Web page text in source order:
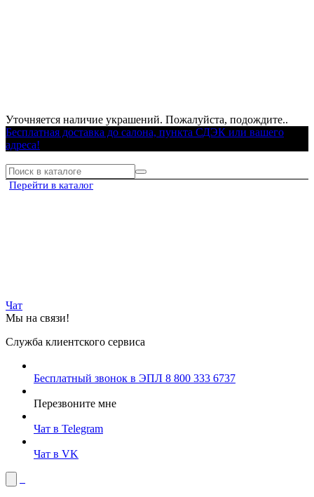
Уточняется наличие украшений. Пожалуйста, подождите..
Бесплатная доставка до салона, пункта СДЭК или вашего
адреса!
Перейти в каталог
Чат
Мы на связи!
Служба клиентского сервиса
Бесплатный звонок в ЭПЛ 8 800 333 6737
Перезвоните мне
Чат в Telegram
Чат в VK